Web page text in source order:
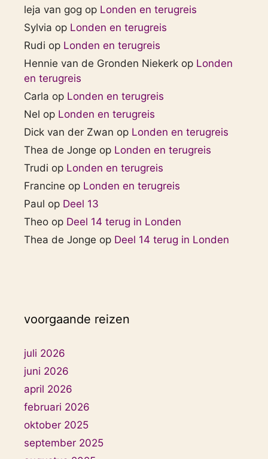
leja van gog op Londen en terugreis
Sylvia op Londen en terugreis
Rudi op Londen en terugreis
Hennie van de Gronden Niekerk op Londen
en terugreis
Carla op Londen en terugreis
Nel op Londen en terugreis
Dick van der Zwan op Londen en terugreis
Thea de Jonge op Londen en terugreis
Trudi op Londen en terugreis
Francine op Londen en terugreis
Paul op Deel 13
Theo op Deel 14 terug in Londen
Thea de Jonge op Deel 14 terug in Londen
voorgaande reizen
juli 2026
juni 2026
april 2026
februari 2026
oktober 2025
september 2025